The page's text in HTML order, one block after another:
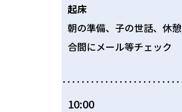
起床
朝の準備、子の世話、休憩
合間にメール等チェック
10:00